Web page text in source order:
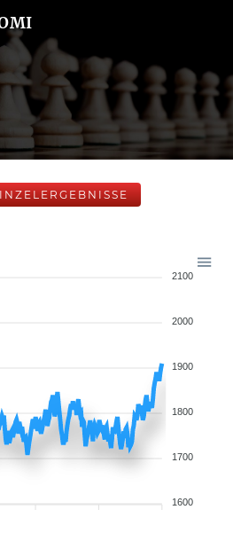
2100
2000
1900
1800
1700
1600